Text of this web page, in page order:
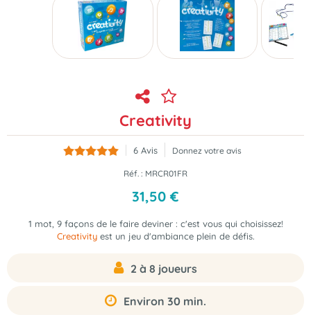
Creativity
6 Avis Donnez votre avis
Réf. : MRCR01FR
31,50 €
1 mot, 9 façons de le faire deviner : c'est vous qui choisissez!
Creativity est un jeu d'ambianceplein de défis.
2 à 8 joueurs
Environ 30 min.